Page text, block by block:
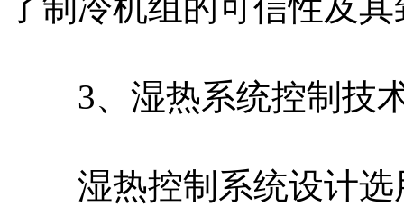
3、湿热系统控制技
湿热控制系统设计选